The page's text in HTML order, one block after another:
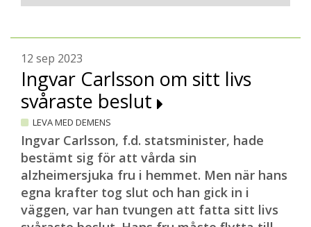
12 sep 2023
Ingvar Carlsson om sitt livs
svåraste beslut
LEVA MED DEMENS
Ingvar Carlsson, f.d. statsminister, hade
bestämt sig för att vårda sin
alzheimersjuka fru i hemmet. Men när hans
egna krafter tog slut och han gick in i
väggen, var han tvungen att fatta sitt livs